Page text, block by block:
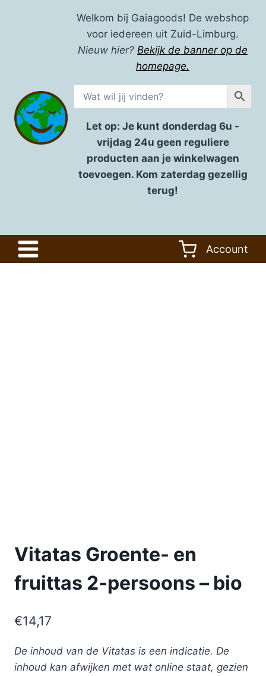
Welkom bij Gaiagoods! De webshop
voor iedereen uit Zuid-Limburg.
Nieuw hier? Bekijk de banner op de
homepage.
Let op: Je kunt donderdag 6u -
vrijdag 24u geen reguliere
producten aan je winkelwagen
toevoegen. Kom zaterdag gezellig
terug!
Account
Vitatas Groente- en
fruittas 2-persoons – bio
€14,17
De inhoud van de Vitatas is een indicatie. De
inhoud kan afwijken met wat online staat, gezien